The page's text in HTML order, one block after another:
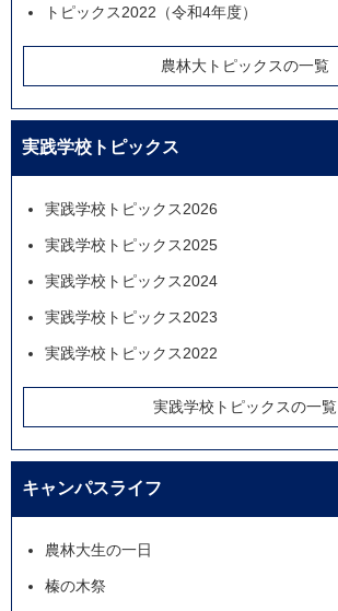
トピックス2022（令和4年度）
農林大トピックスの一覧
実践学校トピックス
実践学校トピックス2026
実践学校トピックス2025
実践学校トピックス2024
実践学校トピックス2023
実践学校トピックス2022
実践学校トピックスの一覧
キャンパスライフ
農林大生の一日
榛の木祭